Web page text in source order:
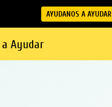
AYUDANOS A AYUDAR
a Ayudar